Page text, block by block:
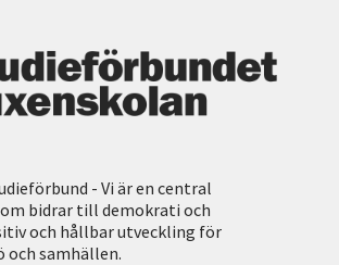
- Vi är en central
bidrar till demokrati och
och hållbar utveckling för
och samhällen.